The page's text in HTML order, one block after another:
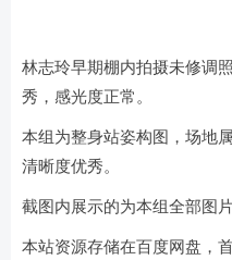
林志玲早期棚内拍摄未修调
秀，感光度正常。
本组为整身站姿构图，场地
清晰度优秀。
截图内展示的为本组全部图
本站资源存储在百度网盘，